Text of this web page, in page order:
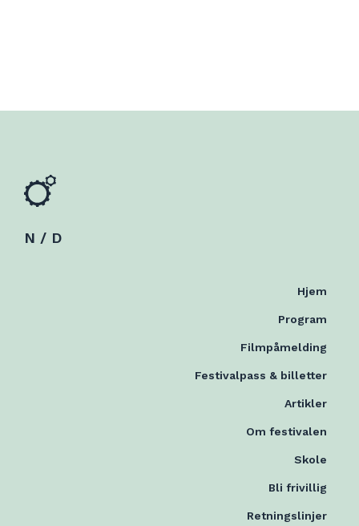
N / D
Hjem
Program
Filmpåmelding
Festivalpass & billetter
Artikler
Om festivalen
Skole
Bli frivillig
Retningslinjer